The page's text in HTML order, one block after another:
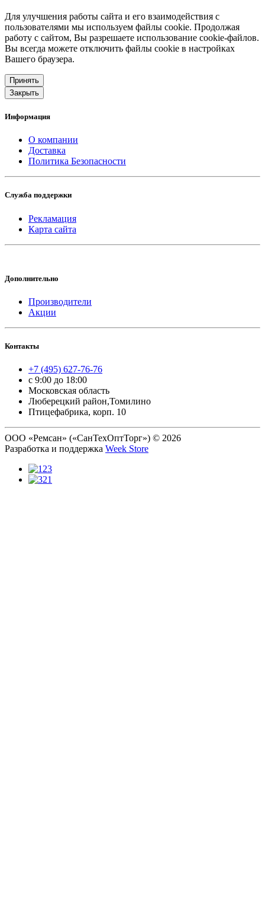
Для улучшения работы сайта и его взаимодействия с
пользователями мы используем файлы cookie. Продолжая
работу с сайтом, Вы разрешаете использование cookie-файлов.
Вы всегда можете отключить файлы cookie в настройках
Вашего браузера.
Принять
Закрыть
Информация
О компании
Доставка
Политика Безопасности
Служба поддержки
Рекламация
Карта сайта
Дополнительно
Производители
Акции
Контакты
+7 (495) 627-76-76
с 9:00 до 18:00
Московская область
Люберецкий район,Томилино
Птицефабрика, корп. 10
ООО «Ремсан» («СанТехОптТорг») © 2026
Разработка и поддержка Week Store